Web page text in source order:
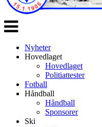
Veksle
navigasjon
Nyheter
Hovedlaget
Hovedlaget
Politiattester
Fotball
Håndball
Håndball
Sponsorer
Ski